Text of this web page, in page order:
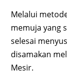
Melalui
memuja yang
selesai
disamakan
Mesir.